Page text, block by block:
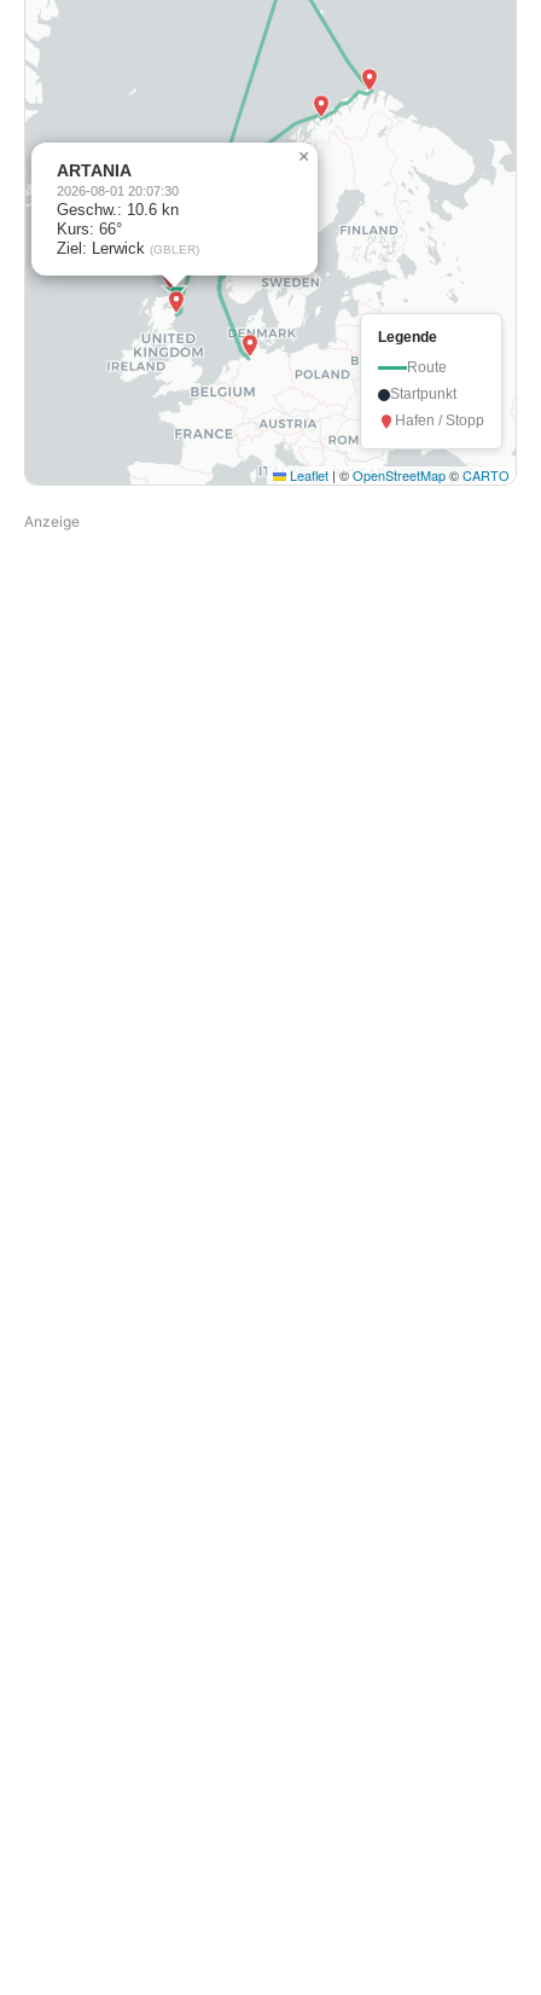
ARTANIA
2026-08-01 20:07:30
Geschw.: 10.6 kn
Kurs: 66°
Ziel: Lerwick (GBLER)
×
Leaflet | ©OpenStreetMap©CARTO
Legende
Route
Startpunkt
Hafen / Stopp
Anzeige